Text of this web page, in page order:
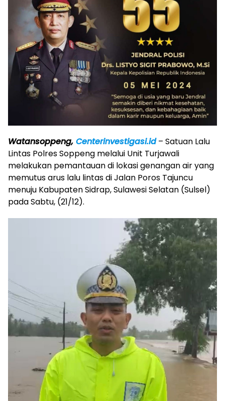
Watansoppeng, Centerinvestigasi.id– Satuan Lalu
Lintas Polres Soppeng melalui Unit Turjawali
melakukan pemantauan di lokasi genangan air yang
memutus arus lalu lintas di Jalan Poros Tajuncu
menuju Kabupaten Sidrap, Sulawesi Selatan (Sulsel)
pada Sabtu, (21/12).